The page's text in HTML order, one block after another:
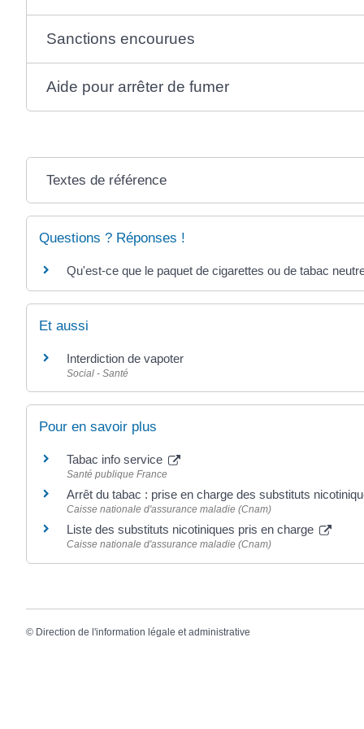
Sanctions encourues
Aide pour arrêter de fumer
Textes de référence
Questions ? Réponses !
Qu'est-ce que le paquet de cigarettes ou de tabac
Et aussi
Interdiction de vapoter
Social - Santé
Pour en savoir plus
Tabac info service
Santé publique France
Arrêt du tabac : prise en charge des substituts
Caisse nationale d'assurance maladie (Cnam)
Liste des substituts nicotiniques pris en charge
Caisse nationale d'assurance maladie (Cnam)
© Direction de l'information légale et administrative